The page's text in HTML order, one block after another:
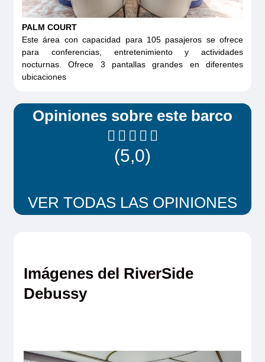
PALM COURT
Este área con capacidad para 105 pasajeros se ofrece
para conferencias, entretenimiento y actividades
nocturnas. Ofrece 3 pantallas grandes en diferentes
ubicaciones
Opiniones sobre este barco
(5,0)
VER TODAS LAS OPINIONES
Imágenes del RiverSide
Debussy